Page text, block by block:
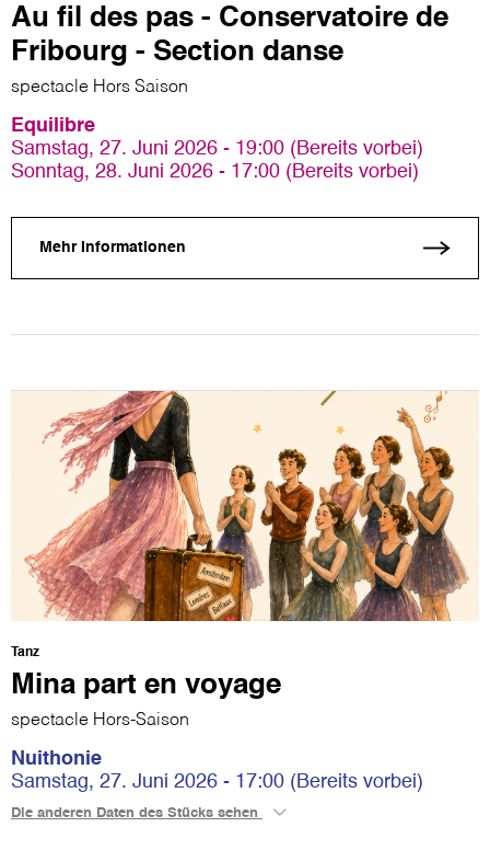
Au fil des pas - Conservatoire de
Fribourg - Section danse
spectacle Hors Saison
Equilibre
Samstag, 27. Juni 2026 - 19:00 (Bereits vorbei)
Sonntag, 28. Juni 2026 - 17:00 (Bereits vorbei)
Mehr Informationen
Tanz
Mina part en voyage
spectacle Hors-Saison
Nuithonie
Samstag, 27. Juni 2026 - 17:00 (Bereits vorbei)
Die anderen Daten des Stücks sehen